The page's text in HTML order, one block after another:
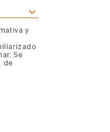
y
Se
de